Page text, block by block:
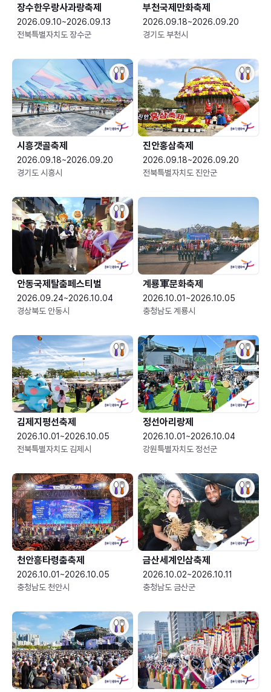
장수한우랑사과랑축제
2026.09.10~2026.09.13
전북특별자치도 장수군
부천국제만화축제
2026.09.18~2026.09.20
경기도 부천시
시흥갯골축제
2026.09.18~2026.09.20
경기도 시흥시
진안홍삼축제
2026.09.18~2026.09.20
전북특별자치도 진안군
안동국제탈춤페스티벌
2026.09.24~2026.10.04
경상북도 안동시
2026.10.01~2026.10.05
충청남도 계룡시
김제지평선축제
2026.10.01~2026.10.05
전북특별자치도 김제시
정선아리랑제
2026.10.01~2026.10.04
강원특별자치도 정선군
천안흥타령춤축제
2026.10.01~2026.10.05
충청남도 천안시
금산세계인삼축제
2026.10.02~2026.10.11
충청남도 금산군